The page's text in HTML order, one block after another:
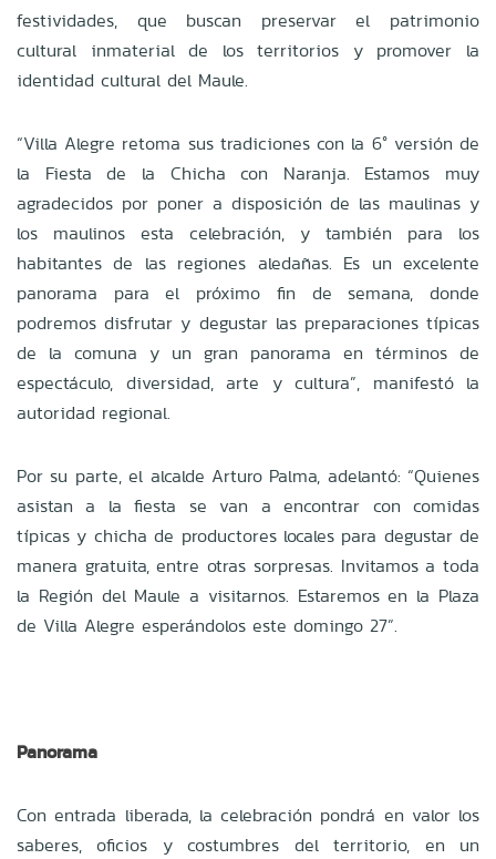
festividades, que buscan preservar el patrimonio
cultural inmaterial de los territorios y promover la
identidad cultural del Maule.
“Villa Alegre retoma sus tradiciones con la 6° versión de
la Fiesta de la Chicha con Naranja. Estamos muy
agradecidos por poner a disposición de las maulinas y
los maulinos esta celebración, y también para los
habitantes de las regiones aledañas. Es un excelente
panorama para el próximo fin de semana, donde
podremos disfrutar y degustar las preparaciones típicas
de la comuna y un gran panorama en términos de
espectáculo, diversidad, arte y cultura”, manifestó la
autoridad regional.
Por su parte, el alcalde Arturo Palma, adelantó: “Quienes
asistan a la fiesta se van a encontrar con comidas
típicas y chicha de productores locales para degustar de
manera gratuita, entre otras sorpresas. Invitamos a toda
la Región del Maule a visitarnos. Estaremos en la Plaza
de Villa Alegre esperándolos este domingo 27”.
Panorama
Con entrada liberada, la celebración pondrá en valor los
saberes, oficios y costumbres del territorio, en un